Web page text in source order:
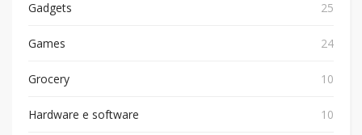
Gadgets 25
Games 24
Grocery 10
Hardware e software 10